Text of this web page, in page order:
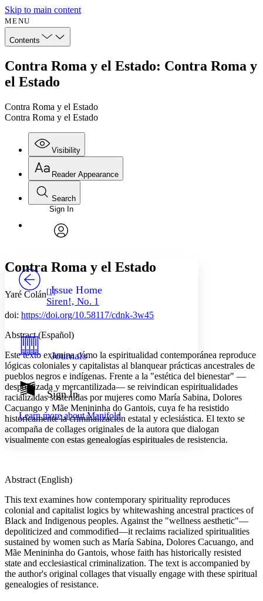
Skip to main content
MENU
Contents
Contra Roma y el Estado: Contra Roma y
el Estado
Contra Roma y el Estado
Contra Roma y el Estado
Visibility
Annotations
Your highlights
Show all
Show all Hide all
Reader Appearance
Font
Font style
Decrease font size
Light
Dark
Annotation contrast
abc Low
abc High
Margins
Reset to Defaults
Search
Enter search criteria
Search within:
PROJECT
Sign In
Issue Home
Siren!, No. 1
Journals
Sign In
Learn more aboutManifold
Contra Roma y el Estado
Yaré Colán[1]
doi: https://doi.org/10.58117/cdnk-3w45
Abstract (Español)
Este texto examina cómo la espiritualidad contemporánea reproduce
lógicas coloniales y capitalistas al blanquear prácticas ancestrales de
pueblos negros e indígenas. Frente a la "estética del bienestar" —
despolitizada y mercantilizada— se reivindican espiritualidades
racializadas sostenidas por mujeres como María Sabina, Dolores
Cacuango y Mãe Menininha do Gantois, cuya fe ha resistido
históricamente la criminalización estatal y eclesiástica. El texto se
acompaña de collages originales de la autora que dialogan
visualmente con estas genealogías espirituales de resistencia.
Abstract (English)
This text examines how contemporary spirituality reproduces
colonial and capitalist logics by whitewashing ancestral practices of
Black and Indigenous peoples. Against the "wellness aesthetic"—
depoliticized and commodified—it reclaims racialized spiritualities
sustained by women such as María Sabina, Dolores Cacuango, and
Mãe Menininha do Gantois, whose faith has historically resisted
state and ecclesiastical criminalization. The text is accompanied by
the author's original collages that visually engage with these spiritual
genealogies of resistance.